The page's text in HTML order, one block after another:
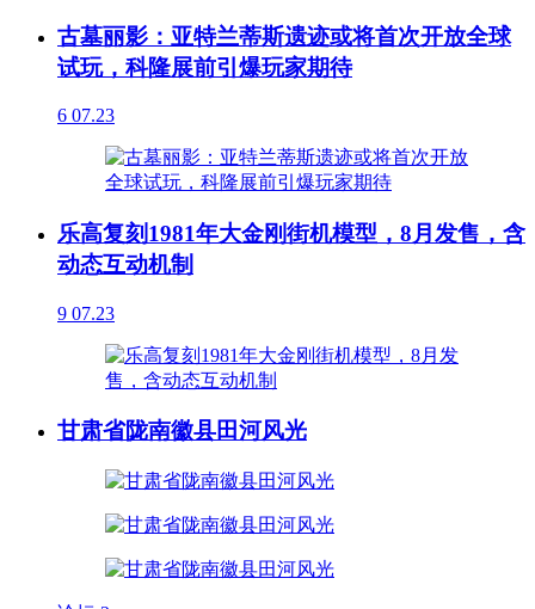
古墓丽影：亚特兰蒂斯遗迹或将首次开放全球
试玩，科隆展前引爆玩家期待
6 07.23
乐高复刻1981年大金刚街机模型，8月发售，含
动态互动机制
9 07.23
甘肃省陇南徽县田河风光